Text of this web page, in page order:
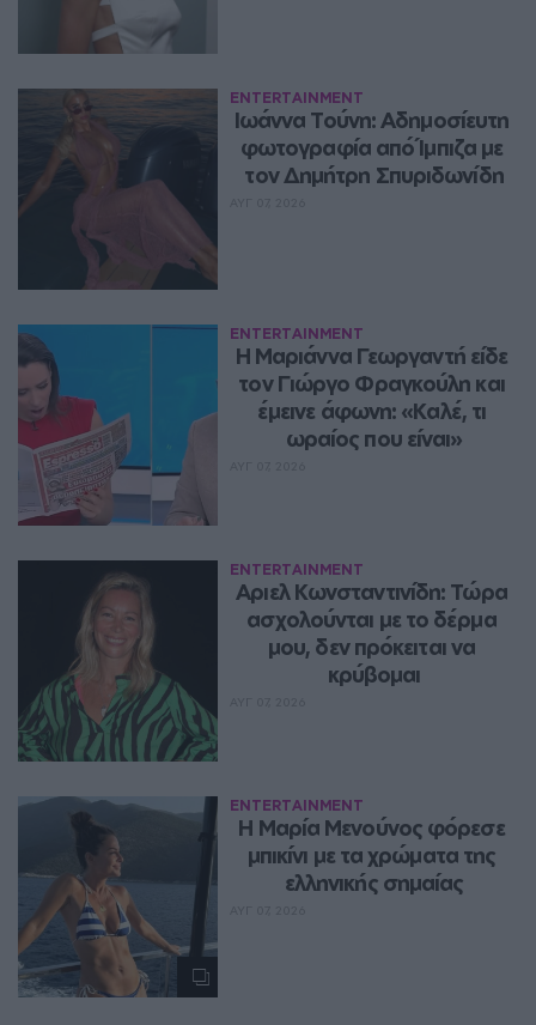
ENTERTAINMENT
Ιωάννα Τούνη: Αδημοσίευτη
φωτογραφία από Ίμπιζα με
τον Δημήτρη Σπυριδωνίδη
ENTERTAINMENT
Η Μαριάννα Γεωργαντή είδε
τον Γιώργο Φραγκούλη και
έμεινε άφωνη: «Καλέ, τι
ωραίος που είναι»
ENTERTAINMENT
Αριελ Κωνσταντινίδη: Τώρα
ασχολούνται με το δέρμα
μου, δεν πρόκειται να
κρύβομαι
ENTERTAINMENT
Η Μαρία Μενούνος φόρεσε
μπικίνι με τα χρώματα της
ελληνικής σημαίας